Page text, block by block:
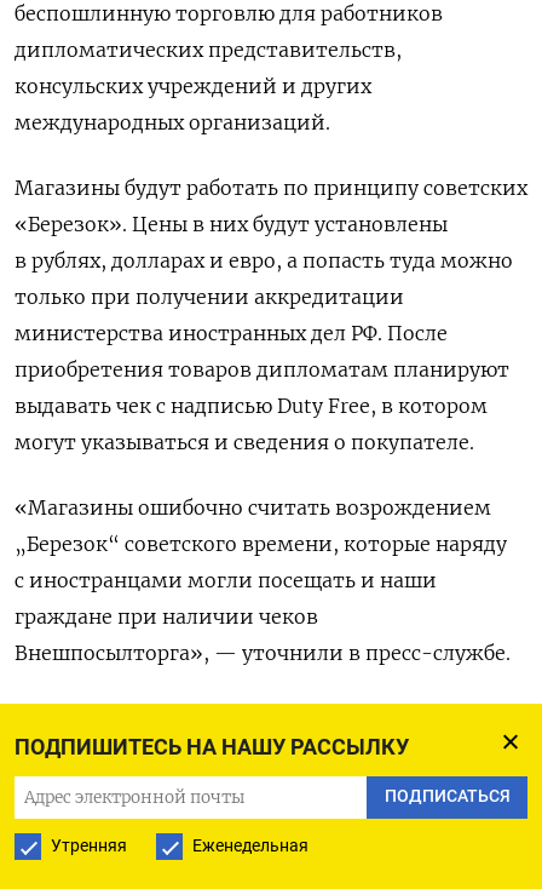
ПОДПИШИТЕСЬ НА НАШУ РАССЫЛКУ
ПОДПИСАТЬСЯ
Утренняя Еженедельная
беспошлинную торговлю для работников
дипломатических представительств,
консульских учреждений и других
международных организаций.
Магазины будут работать по принципу советских
«Березок». Цены в них будут установлены
в рублях, долларах и евро, а попасть туда можно
только при получении аккредитации
министерства иностранных дел РФ. После
приобретения товаров дипломатам планируют
выдавать чек с надписью Duty Free, в котором
могут указываться и сведения о покупателе.
«Магазины ошибочно считать возрождением
„Березок“ советского времени, которые наряду
с иностранцами могли посещать и наши
граждане при наличии чеков
Внешпосылторга», — уточнили в пресс-службе.
открыта в 1964 году в СССР. Магазины
занимались реализацией пищевых продуктов
и потребительских товаров за валюту
и специальные чеки, которые выдавали